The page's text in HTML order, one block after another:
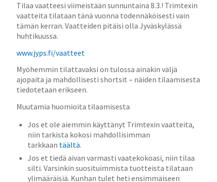
Tilaa vaatteesi viimeistään sunnuntaina 8.3.! Trimtexin
vaatteita tilataan tänä vuonna todennäköisesti vain
tämän kerran. Vaatteiden pitäisi olla Jyväskylässä
huhtikuussa.
www.jyps.fi/vaatteet
Myöhemmin tilattavaksi on tulossa ainakin väljä
ajopaita ja mahdollisesti shortsit – näiden tilaamisesta
tiedotetaan erikseen.
Muutamia huomioita tilaamisesta
Jos et ole aiemmin käyttänyt Trimtexin vaatteita,
niin tarkista kokosi mahdollisimman
tarkkaan täältä.
Jos et tiedä aivan varmasti vaatekokoasi, niin tilaa
silti. Varsinkin suosituimmista tuotteista tilataan
ylimääräisiä. Kunhan tulet heti ensimmäiseen